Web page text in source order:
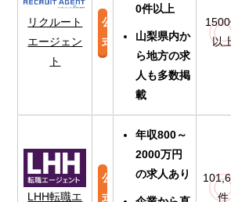
リクルート
エージェン
ト
公
式
0件以上
山梨県内か
ら地方の求
人も多数掲
載
以
LHH転職エ
公
式
年収800～
2000万円
の求人あり
件